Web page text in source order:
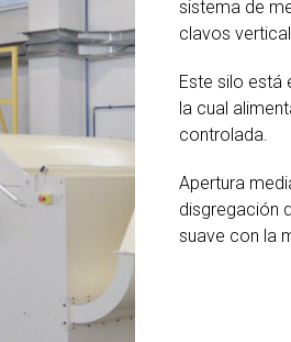
sistema de
clavos
Este silo está
la cual
controlada.
Apertura
disgregación
suave con la